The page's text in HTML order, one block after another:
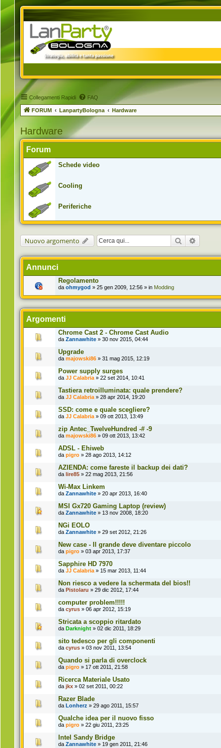
Collegamenti Rapidi FAQ
FORUM LanpartyBologna Hardware
Hardware
Forum
Schede video
Cooling
Periferiche
Nuovo argomento Cerca
Annunci
Regolamento
da ohmygod » 25 gen 2009, 12:56 » in Modding
Argomenti
Chrome Cast 2 - Chrome Cast Audio
da Zannawhite » 30 nov 2015, 04:44
Upgrade
da majowski86 » 31 mag 2015, 12:19
Power supply surges
da JJ Calabria » 22 set 2014, 10:41
Tastiera retroilluminata: quale prendere?
da JJ Calabria » 28 apr 2014, 19:20
SSD: come e quale scegliere?
da JJ Calabria » 09 ott 2013, 13:49
zip Antec_TwelveHundred -# -9
da majowski86 » 09 ott 2013, 13:42
ADSL - Ehiweb
da pigro » 28 ago 2013, 14:12
AZIENDA: come fareste il backup dei dati?
da lire85 » 22 mag 2013, 21:56
Wi-Max Linkem
da Zannawhite » 20 apr 2013, 16:40
MSI Gx720 Gaming Laptop (review)
da Zannawhite » 13 nov 2008, 18:20
NGi EOLO
da Zannawhite » 29 set 2012, 21:26
New case - Il grande deve diventare piccolo
da pigro » 03 apr 2013, 17:37
Sapphire HD 7970
da JJ Calabria » 15 mar 2013, 11:44
Non riesco a vedere la schermata del bios!!
da Pistolaru » 29 dic 2012, 17:44
computer problem!!!!!
da cyrus » 06 apr 2012, 15:19
Stricata a scoppio ritardato
da Darknight » 02 dic 2011, 18:29
sito tedesco per gli componenti
da cyrus » 03 nov 2011, 13:54
Quando si parla di overclock
da pigro » 17 ott 2011, 21:58
Ricerca Materiale Usato
da jkx » 02 set 2011, 00:22
Razer Blade
da Lonherz » 29 ago 2011, 15:57
Qualche idea per il nuovo fisso
da pigro » 22 giu 2011, 23:25
Intel Sandy Bridge
da Zannawhite » 19 gen 2011, 21:46